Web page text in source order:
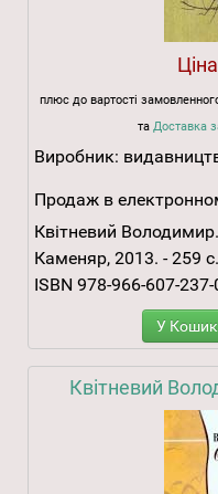
плюс до вартості
та Доставка
Виробник:
Продаж в
Квітневий
Каменяр, 2013. - 259 с.
ISBN 978-966-607-237-
У Кошик
Квітневий